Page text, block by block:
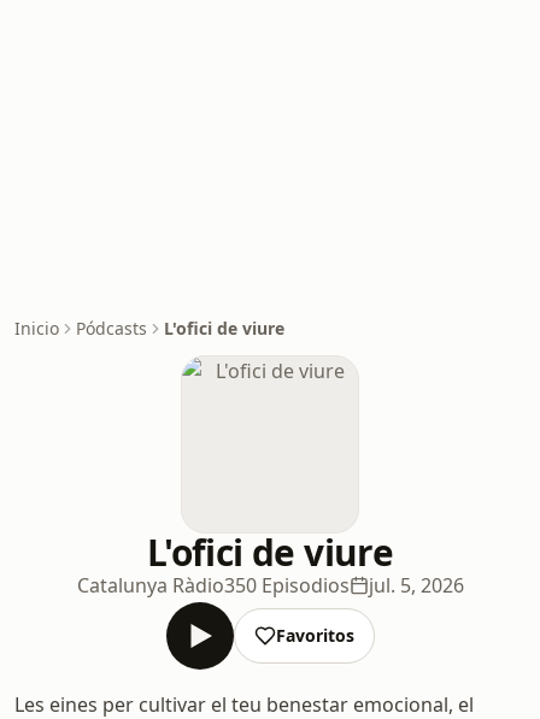
Inicio Pódcasts L'ofici de viure
L'ofici de viure
Catalunya Ràdio350 Episodios jul. 5, 2026
Favoritos
Les eines per cultivar el teu benestar emocional, el